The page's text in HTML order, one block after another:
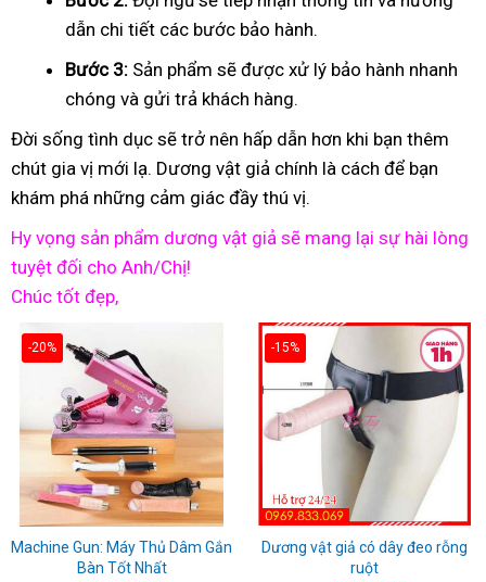
dẫn chi tiết các bước bảo hành.
Bước 3: Sản phẩm sẽ được xử lý bảo hành nhanh
chóng và gửi trả khách hàng.
Đời sống tình dục sẽ trở nên hấp dẫn hơn khi bạn thêm
chút gia vị mới lạ. Dương vật giả chính là cách để bạn
khám phá những cảm giác đầy thú vị.
Hy vọng sản phẩm dương vật giả sẽ mang lại sự hài lòng
tuyệt đối cho Anh/Chị!
Chúc tốt đẹp,
-20%
Machine Gun: Máy Thủ Dâm Gắn
Bàn Tốt Nhất
-15%
Dương vật giả có dây đeo rỗng
ruột